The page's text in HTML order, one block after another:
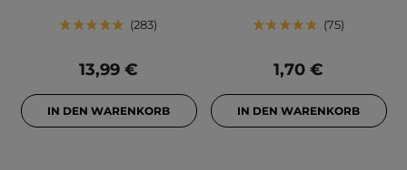
283
13,99 €
IN DEN WARENKORB
75
1,70 €
IN DEN WARENKORB